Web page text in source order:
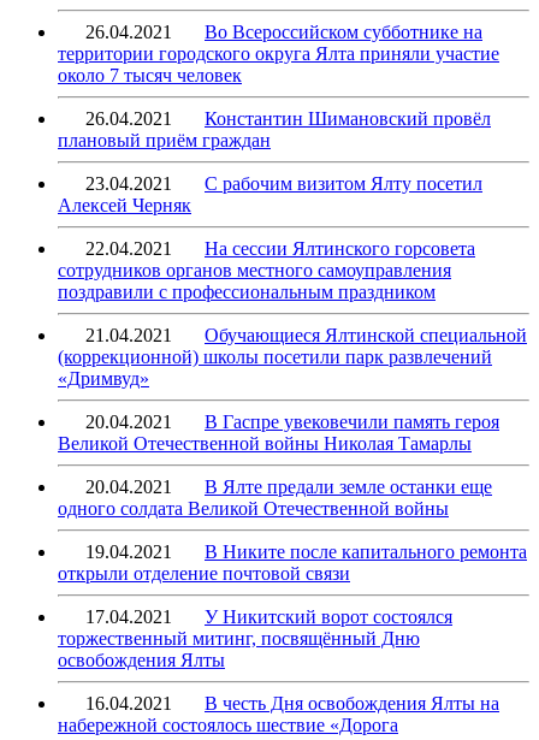
26.04.2021
Во Всероссийском субботнике на
территории городского округа Ялта приняли участие
около 7 тысяч человек
26.04.2021
Константин Шимановский провёл
плановый приём граждан
23.04.2021
С рабочим визитом Ялту посетил
Алексей Черняк
22.04.2021
На сессии Ялтинского горсовета
сотрудников органов местного самоуправления
поздравили с профессиональным праздником
21.04.2021
Обучающиеся Ялтинской специальной
(коррекционной) школы посетили парк развлечений
«Дримвуд»
20.04.2021
В Гаспре увековечили память героя
Великой Отечественной войны Николая Тамарлы
20.04.2021
В Ялте предали земле останки еще
одного солдата Великой Отечественной войны
19.04.2021
В Никите после капитального ремонта
открыли отделение почтовой связи
17.04.2021
У Никитский ворот состоялся
торжественный митинг, посвящённый Дню
освобождения Ялты
16.04.2021
В честь Дня освобождения Ялты на
набережной состоялось шествие «Дорога